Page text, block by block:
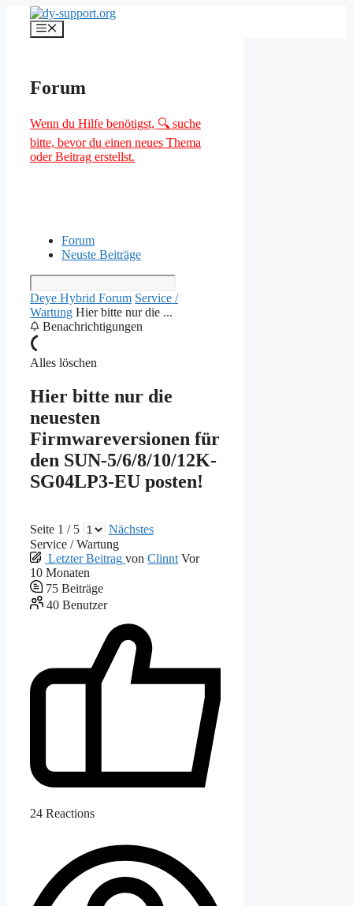
Inhalt
springen
Menü
Forum
Wenn du Hilfe benötigst, 🔍 suche
bitte, bevor du einen neues Thema
oder Beitrag erstellst.
Forum
Neuste Beiträge
Deye Hybrid Forum Service /
Wartung Hier bitte nur die ...
Benachrichtigungen
Alles löschen
Hier bitte nur die
neuesten
Firmwareversionen für
den SUN-5/6/8/10/12K-
SG04LP3-EU posten!
Seite 1 / 5
Nächstes
Service / Wartung
Letzter Beitrag von Clinnt Vor
10 Monaten
75 Beiträge
40 Benutzer
24 Reactions